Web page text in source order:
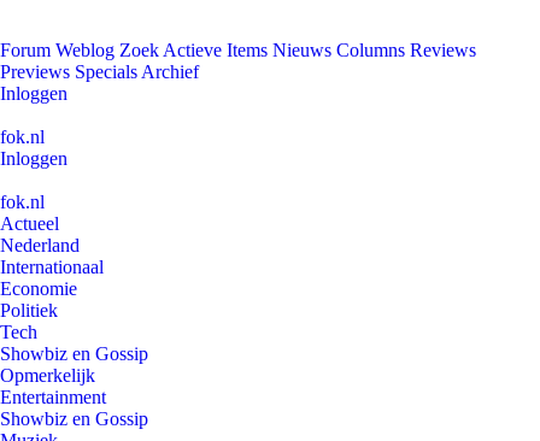
Forum Weblog Zoek Actieve Items Nieuws Columns Reviews
Previews Specials Archief
Inloggen
fok.nl
Inloggen
fok.nl
Actueel
Nederland
Internationaal
Economie
Politiek
Tech
Showbiz en Gossip
Opmerkelijk
Entertainment
Showbiz en Gossip